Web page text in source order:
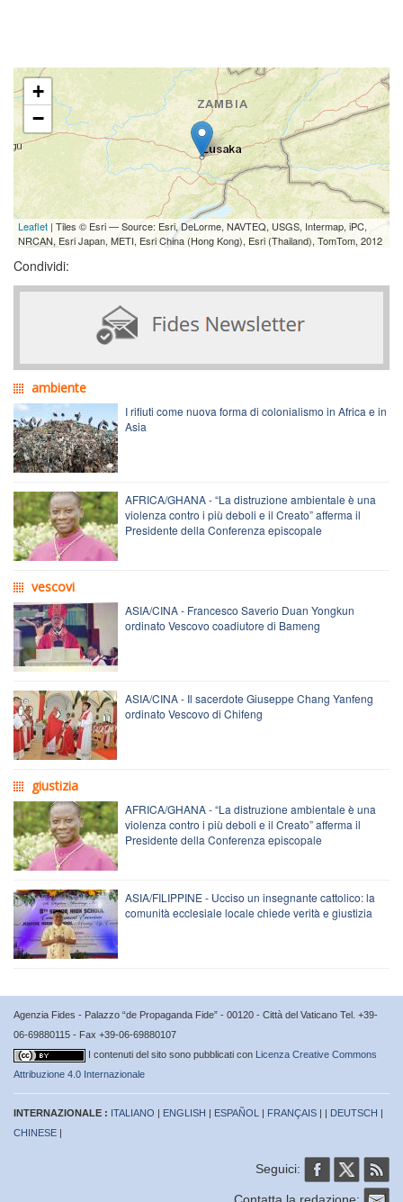
+
−
Leaflet | Tiles © Esri — Source: Esri, DeLorme, NAVTEQ, USGS, Intermap, iPC,
NRCAN, Esri Japan, METI, Esri China (Hong Kong), Esri (Thailand), TomTom, 2012
Condividi:
ambiente
I rifiuti come nuova forma di colonialismo in Africa e in
Asia
AFRICA/GHANA - “La distruzione ambientale è una
violenza contro i più deboli e il Creato” afferma il
Presidente della Conferenza episcopale
vescovi
ASIA/CINA - Francesco Saverio Duan Yongkun
ordinato Vescovo coadiutore di Bameng
ASIA/CINA - Il sacerdote Giuseppe Chang Yanfeng
ordinato Vescovo di Chifeng
giustizia
AFRICA/GHANA - “La distruzione ambientale è una
violenza contro i più deboli e il Creato” afferma il
Presidente della Conferenza episcopale
ASIA/FILIPPINE - Ucciso un insegnante cattolico: la
comunità ecclesiale locale chiede verità e giustizia
Agenzia Fides - Palazzo “de Propaganda Fide” - 00120 - Città del Vaticano Tel. +39-
06-69880115 - Fax +39-06-69880107
I contenuti del sito sono pubblicati con Licenza Creative Commons
Attribuzione 4.0 Internazionale
INTERNAZIONALE : ITALIANO | ENGLISH | ESPAÑOL | FRANÇAIS | | DEUTSCH |
CHINESE |
Seguici:
Contatta la redazione: